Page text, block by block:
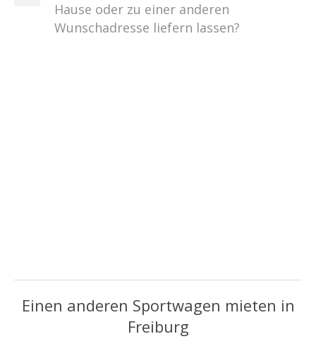
Hause oder zu einer anderen
Wunschadresse liefern lassen?
Einen anderen Sportwagen mieten in
Freiburg